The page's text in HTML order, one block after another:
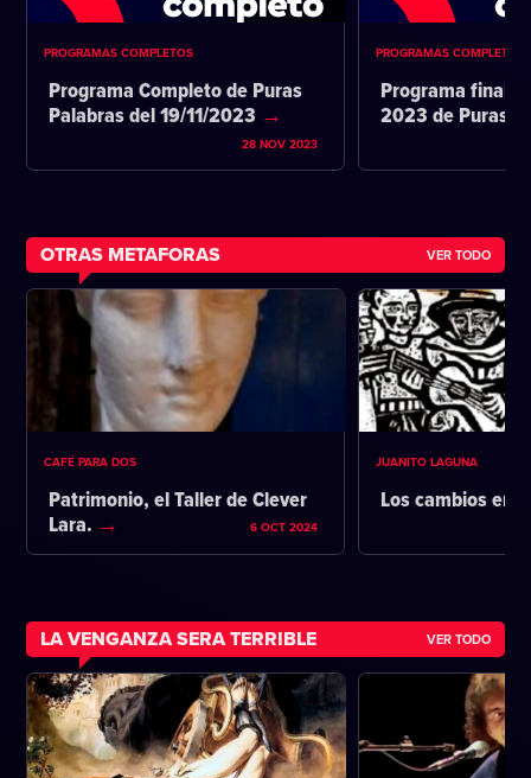
PROGRAMAS COMPLETOS
Programa Completo de Puras
Palabras del 19/11/2023
28 NOV 2023
PROGRAMAS COMPLETOS
Programa final
2023 de Puras
OTRAS METAFORAS VER TODO
CAFÉ PARA DOS
Patrimonio, el Taller de Clever
Lara.
6 OCT 2024
JUANITO LAGUNA
Los cambios en
LA VENGANZA SERA TERRIBLE VER TODO